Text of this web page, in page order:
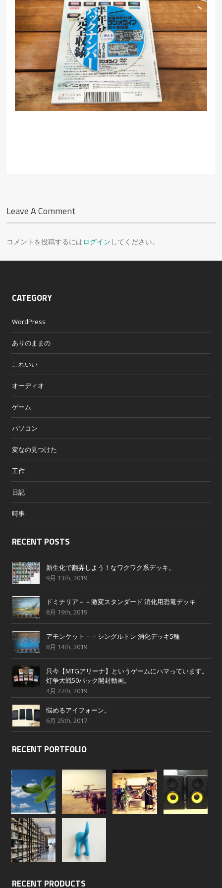
Leave A Comment
コメントを投稿するにはログイン してください。
CATEGORY
WordPress
ありのままの
これいい
オーディオ
ゲーム
パソコン
変なの見つけた
工作
日記
時事
RECENT POSTS
新生化で翻弄しよう！なワクワク系デッキ。
9月 13th, 2019
ドミナリア－－激変スタンダード 消化用恐竜デッキ
8月 19th, 2019
アモンケット－－シングルトン 消化デッキ5種
8月 14th, 2019
只今【MTGアリーナ】というゲームにハマっています。
灯争大戦50パック開封動画。
4月 27th, 2019
悩めるアイフォーン。
6月 25th, 2017
RECENT PORTFOLIO
RECENT PRODUCTS